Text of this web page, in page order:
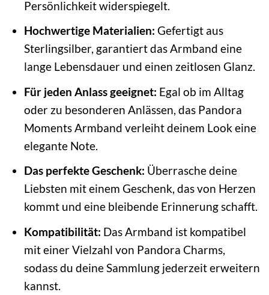
Persönlichkeit widerspiegelt.
Hochwertige Materialien: Gefertigt aus
Sterlingsilber, garantiert das Armband eine
lange Lebensdauer und einen zeitlosen Glanz.
Für jeden Anlass geeignet: Egal ob im Alltag
oder zu besonderen Anlässen, das Pandora
Moments Armband verleiht deinem Look eine
elegante Note.
Das perfekte Geschenk: Überrasche deine
Liebsten mit einem Geschenk, das von Herzen
kommt und eine bleibende Erinnerung schafft.
Kompatibilität: Das Armband ist kompatibel
mit einer Vielzahl von Pandora Charms,
sodass du deine Sammlung jederzeit erweitern
kannst.